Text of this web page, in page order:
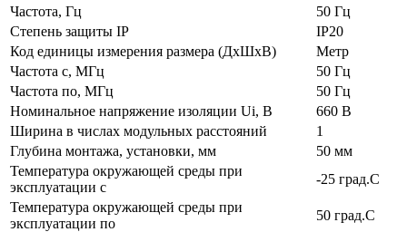
Частота, Гц
50 Гц
Степень защиты IP
IP20
Код единицы измерения размера (ДхШхВ)
Метр
Частота с, МГц
50 Гц
Частота по, МГц
50 Гц
Номинальное напряжение изоляции Ui, В
660 В
Ширина в числах модульных расстояний
1
Глубина монтажа, установки, мм
50 мм
Температура окружающей среды при
эксплуатации с
-25 град.C
Температура окружающей cреды при
эксплуатации по
50 град.C